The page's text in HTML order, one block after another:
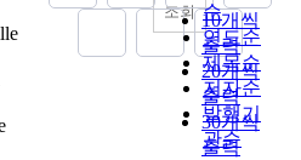
순
연도순
제목순
저자순
발행기
관순
10개씩
출력
20개씩
출력
30개씩
출력
조회